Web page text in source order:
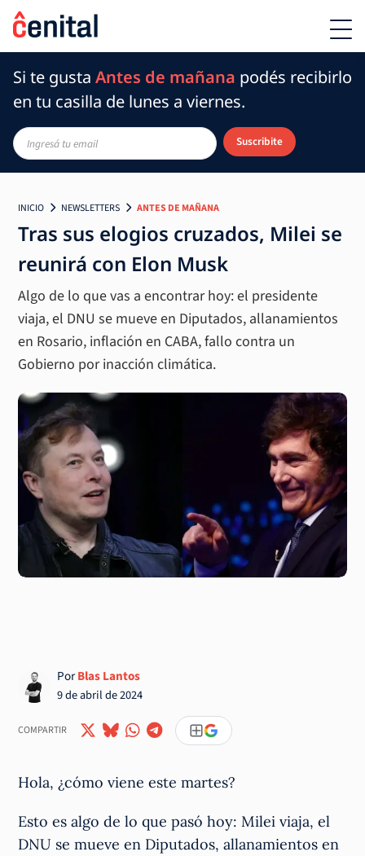
Si te gusta Antes de mañana podés recibirlo
en tu casilla de lunes a viernes.
Suscribite
INICIO NEWSLETTERS ANTES DE MAÑANA
Tras sus elogios cruzados, Milei se
reunirá con Elon Musk
Algo de lo que vas a encontrar hoy: el presidente
viaja, el DNU se mueve en Diputados, allanamientos
en Rosario, inflación en CABA, fallo contra un
Gobierno por inacción climática.
PorBlas Lantos
9 de abril de 2024
COMPARTIR
Hola, ¿cómo viene este martes?
Esto es algo de lo que pasó hoy: Milei viaja, el
DNU se mueve en Diputados, allanamientos en